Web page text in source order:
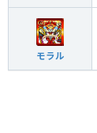
モラル